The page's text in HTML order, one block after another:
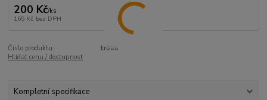
200 Kč/ks
165 Kč bez DPH
Číslo produktu:
tr008
Hlídat cenu / dostupnost
Kompletní specifikace